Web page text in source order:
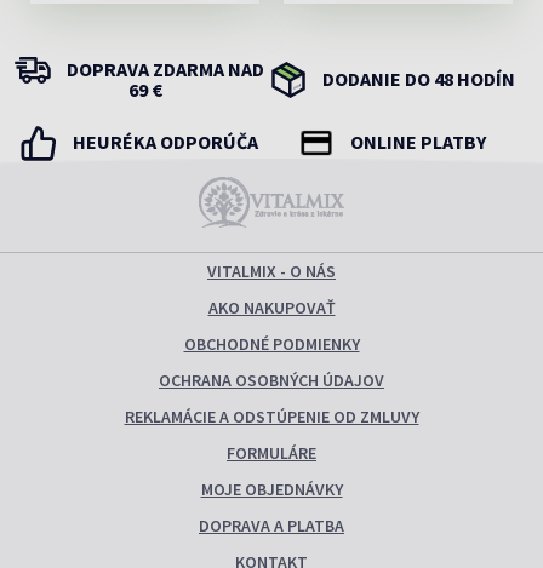
DOPRAVA ZDARMA NAD
69 €
DODANIE DO 48 HODÍN
HEURÉKA ODPORÚČA ONLINE PLATBY
VITALMIX - O NÁS
AKO NAKUPOVAŤ
OBCHODNÉ PODMIENKY
OCHRANA OSOBNÝCH ÚDAJOV
REKLAMÁCIE A ODSTÚPENIE OD ZMLUVY
FORMULÁRE
MOJE OBJEDNÁVKY
DOPRAVA A PLATBA
KONTAKT